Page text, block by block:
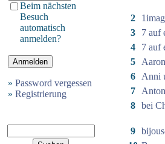
Beim nächsten
Besuch
automatisch
anmelden?
» Password vergessen
» Registrierung
2
3
7 auf
4
7 auf
5
6
Anni
7
8 bei
9